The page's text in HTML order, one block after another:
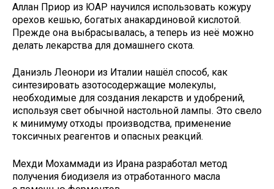
Аллан Приор из ЮАР научился использовать кожуру
орехов кешью, богатых анакардиновой кислотой.
Прежде она выбрасывалась, а теперь из неё можно
делать лекарства для домашнего скота.
Даниэль Леонори из Италии нашёл способ, как
синтезировать азотосодержащие молекулы,
необходимые для создания лекарств и удобрений,
используя свет обычной настольной лампы. Это свело
к минимуму отходы производства, применение
токсичных реагентов и опасных реакций.
Мехди Мохаммади из Ирана разработал метод
получения биодизеля из отработанного масла